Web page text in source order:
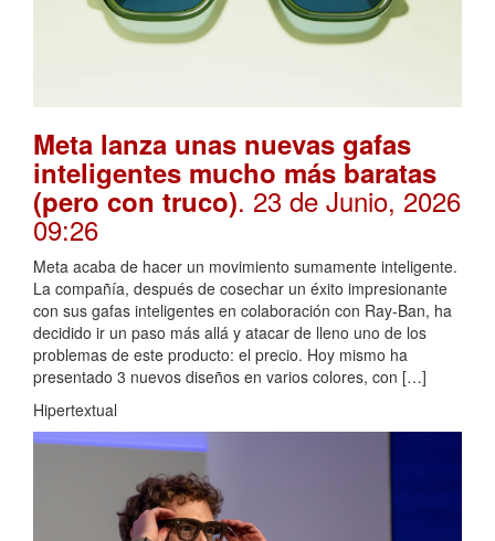
Meta lanza unas nuevas gafas
inteligentes mucho más baratas
(pero con truco). 23 de Junio, 2026
09:26
Meta acaba de hacer un movimiento sumamente inteligente.
La compañía, después de cosechar un éxito impresionante
con sus gafas inteligentes en colaboración con Ray-Ban, ha
decidido ir un paso más allá y atacar de lleno uno de los
problemas de este producto: el precio. Hoy mismo ha
presentado 3 nuevos diseños en varios colores, con […]
Hipertextual